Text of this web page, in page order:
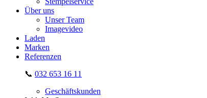
Über uns
Unser Team
Imagevideo
Laden
Marken
Referenzen
📞 032 653 16 11
Geschäftskunden